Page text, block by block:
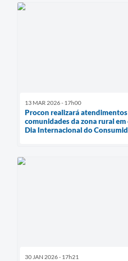
13 MAR 2026 - 17h00
Procon realizará
comunidades da zona rural
Dia Internacional do
30 JAN 2026 - 17h21